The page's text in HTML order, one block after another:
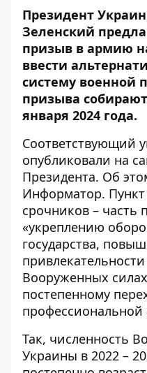
Президент
Зеленский
призыв в армию
ввести
систему военной
призыва
января 2024 года.
Соответствующий
опубликовали на
Президента. Об
Информатор.
срочников – часть
«укреплению
государства,
Вооруженных
постепенному
Так, численность
Украины в 2022 –